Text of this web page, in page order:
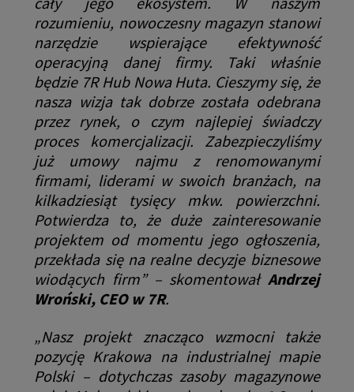
rozumieniu, nowoczesny magazyn stanowi
narzędzie wspierające efektywność
operacyjną danej firmy. Taki właśnie
będzie 7R Hub Nowa Huta. Cieszymy się, że
nasza wizja tak dobrze została odebrana
przez rynek, o czym najlepiej świadczy
proces komercjalizacji. Zabezpieczyliśmy
już umowy najmu z renomowanymi
firmami, liderami w swoich branżach, na
kilkadziesiąt tysięcy mkw. powierzchni.
Potwierdza to, że duże zainteresowanie
projektem od momentu jego ogłoszenia,
przekłada się na realne decyzje biznesowe
wiodących firm”– skomentował Andrzej
Wroński, CEO w 7R.
„Nasz projekt znacząco wzmocni także
pozycję Krakowa na industrialnej mapie
Polski – dotychczas zasoby magazynowe